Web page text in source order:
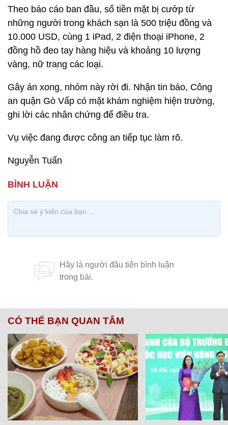
Theo báo cáo ban đầu, số tiền mặt bị cướp từ
những người trong khách sạn là 500 triệu đồng và
10.000 USD, cùng 1 iPad, 2 điện thoại iPhone, 2
đồng hồ đeo tay hàng hiệu và khoảng 10 lượng
vàng, nữ trang các loại.
Gây án xong, nhóm này rời đi. Nhận tin báo, Công
an quận Gò Vấp có mặt khám nghiệm hiện trường,
ghi lời các nhân chứng để điều tra.
Vụ việc đang được công an tiếp tục làm rõ.
Nguyễn Tuấn
CÓ THỂ BẠN QUAN TÂM